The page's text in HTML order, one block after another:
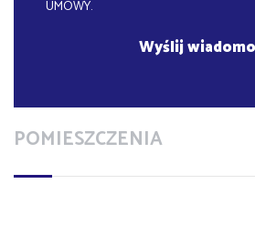
UMOWY.
POMIESZCZENIA